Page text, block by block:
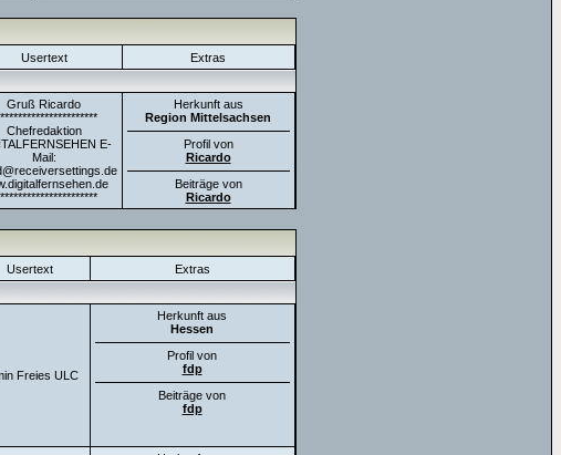
Usertext
Extras
Gruß Ricardo
Chefredaktion
E-
Mail:
Herkunft aus
Region Mittelsachsen
Profil von
Ricardo
Beiträge von
Ricardo
Usertext
Extras
Freies ULC
Herkunft aus
Hessen
Profil von
fdp
Beiträge von
fdp